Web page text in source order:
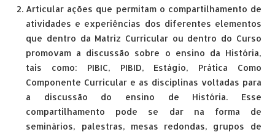
Articular ações que permitam o compartilhamento de
atividades e experiências dos diferentes elementos
que dentro da Matriz Curricular ou dentro do Curso
promovam a discussão sobre o ensino da História,
tais como: PIBIC, PIBID, Estágio, Prática Como
Componente Curricular e as disciplinas voltadas para
a discussão do ensino de História. Esse
compartilhamento pode se dar na forma de
seminários, palestras, mesas redondas, grupos de